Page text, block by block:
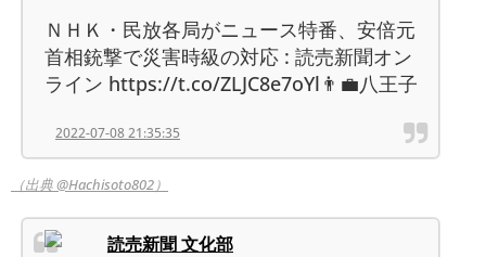
ＮＨＫ・民放各局がニュース特番、安倍元
首相銃撃で災害時級の対応 : 読売新聞オン
ライン https://t.co/ZLJC8e7oYl👨‍💼八王子
2022-07-08 21:35:35
（出典 @Hachisoto802）
読売新聞 文化部